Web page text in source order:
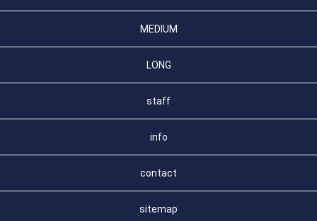
MEDIUM
LONG
staff
info
contact
sitemap